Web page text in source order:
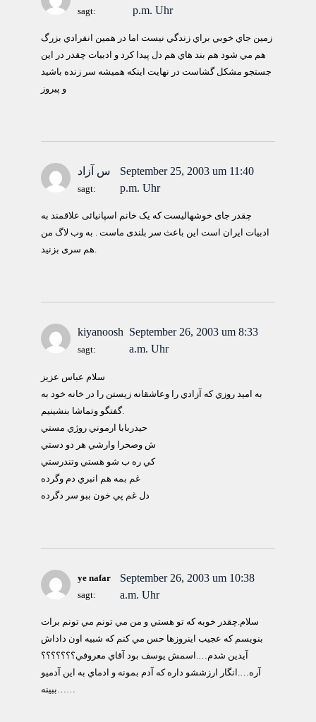
sagt:
p.m. Uhr
زمين جاي خوبي براي زندگي نيست اما در همين انفرادي بزرگ
هم مي شود هم بند هاي هم دل پيدا كرد و ادبيات چقدر در اين
جستجو مشكل گشاست در نهايت اينكه هميشه سر زنده باشيد
و پيروز
س آزاد
sagt:
September 25, 2003 um 11:40
p.m. Uhr
چقدر جای خوشهالیست که یک خانم اسپانیائی علاقمند به
ادبیات ایران است این باعث سر بلندی ماست . به وب لاگ من
هم سری بزنید.
kiyanoosh
sagt:
September 26, 2003 um 8:33
a.m. Uhr
سلام عباس عزيز
به اميد روزي كه آزادي را وعاشقانه زيستن را در خانه خود به
گفتگو وتماشا بنشينيم.
حيدربابا ارموني روژي مستي
ش وصحرا وارشي هر دو دستي
كي ره ب شو هستي وتندرستي
غم بمه هم انبري دم وگرده
دل غم پي خون ببو سر دگرده
ye nafar
sagt:
September 26, 2003 um 10:38
a.m. Uhr
سلام.چقدر خوبه كه تو هستي و من مي تونم مي تونم برات
بنويسم كه عجيب اينروزها حس مي كنم كه شبيه اون داداش
آيدين شدم….اسمش يوسف بود آقاي معروفي؟؟؟؟؟؟؟
آره….انگار ارزششو داره كه آدم بمونه و ادماي به اين آدميو
ببينه……